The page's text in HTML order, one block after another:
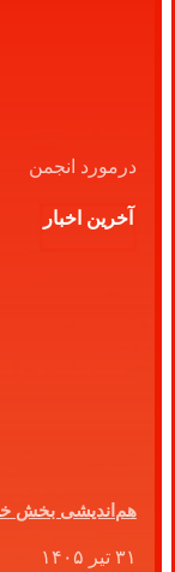
درمورد انجمن
آخرین اخبار
هم‌اندیشی بخش
۳۱ تیر ۱۴۰۵